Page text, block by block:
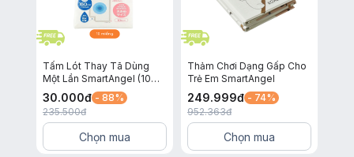
Tấm Lót Thay Tã Dùng
Một Lần SmartAngel (10
miếng)
30.000đ - 88%
235.500đ
Chọn mua
Thảm Chơi Dạng Gấp Cho
Trẻ Em SmartAngel
249.999đ - 74%
952.363đ
Chọn mua